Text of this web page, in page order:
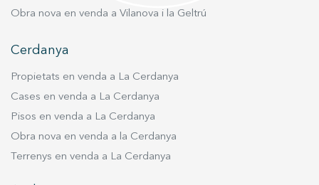
aquells que busquen amplitud, disseny,
alta de Barcelona.
Obra nova en venda a Vilanova i la Geltrú
Cerdanya
Propietats en venda a La Cerdanya
Cases en venda a La Cerdanya
Pisos en venda a La Cerdanya
Obra nova en venda a la Cerdanya
Terrenys en venda a La Cerdanya